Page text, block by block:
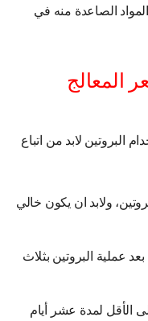
الصاعدة منه في
المعالج
البروتين لابد من اتباع
ولابد ان يكون خالي
عملية البروتين بثلاث
الأقل لمدة عشر أيام